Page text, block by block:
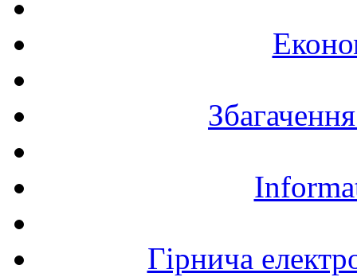
Гірнича